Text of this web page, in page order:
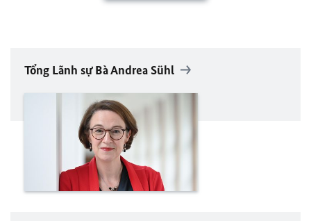
Tổng Lãnh sự Bà Andrea Sühl